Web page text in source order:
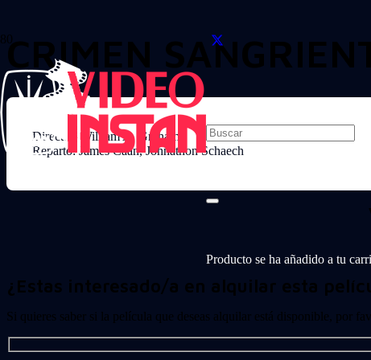
Producto se ha añadido a tu
CRIMEN
Director: William A. Graham
Reparto: James Caan, Johnathon Schaech
¿Estas interesado/a en alquilar esta
Si quieres saber si la película que deseas alquilar está disponible, por